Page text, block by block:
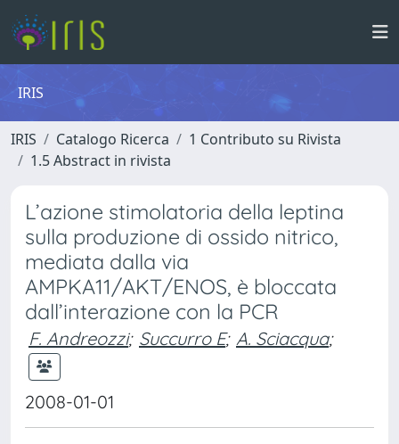
IRIS
IRIS Catalogo Ricerca
1 Contributo su Rivista
1.5 Abstract in rivista
L’azione stimolatoria della leptina
sulla produzione di ossido nitrico,
mediata dalla via
AMPKA11/AKT/ENOS, è bloccata
dall’interazione con la PCR
F. Andreozzi; Succurro E; A. Sciacqua;
2008-01-01